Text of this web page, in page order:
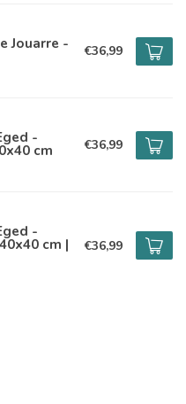
Jouarre - €36,99
-
cm €36,99
-
cm | €36,99